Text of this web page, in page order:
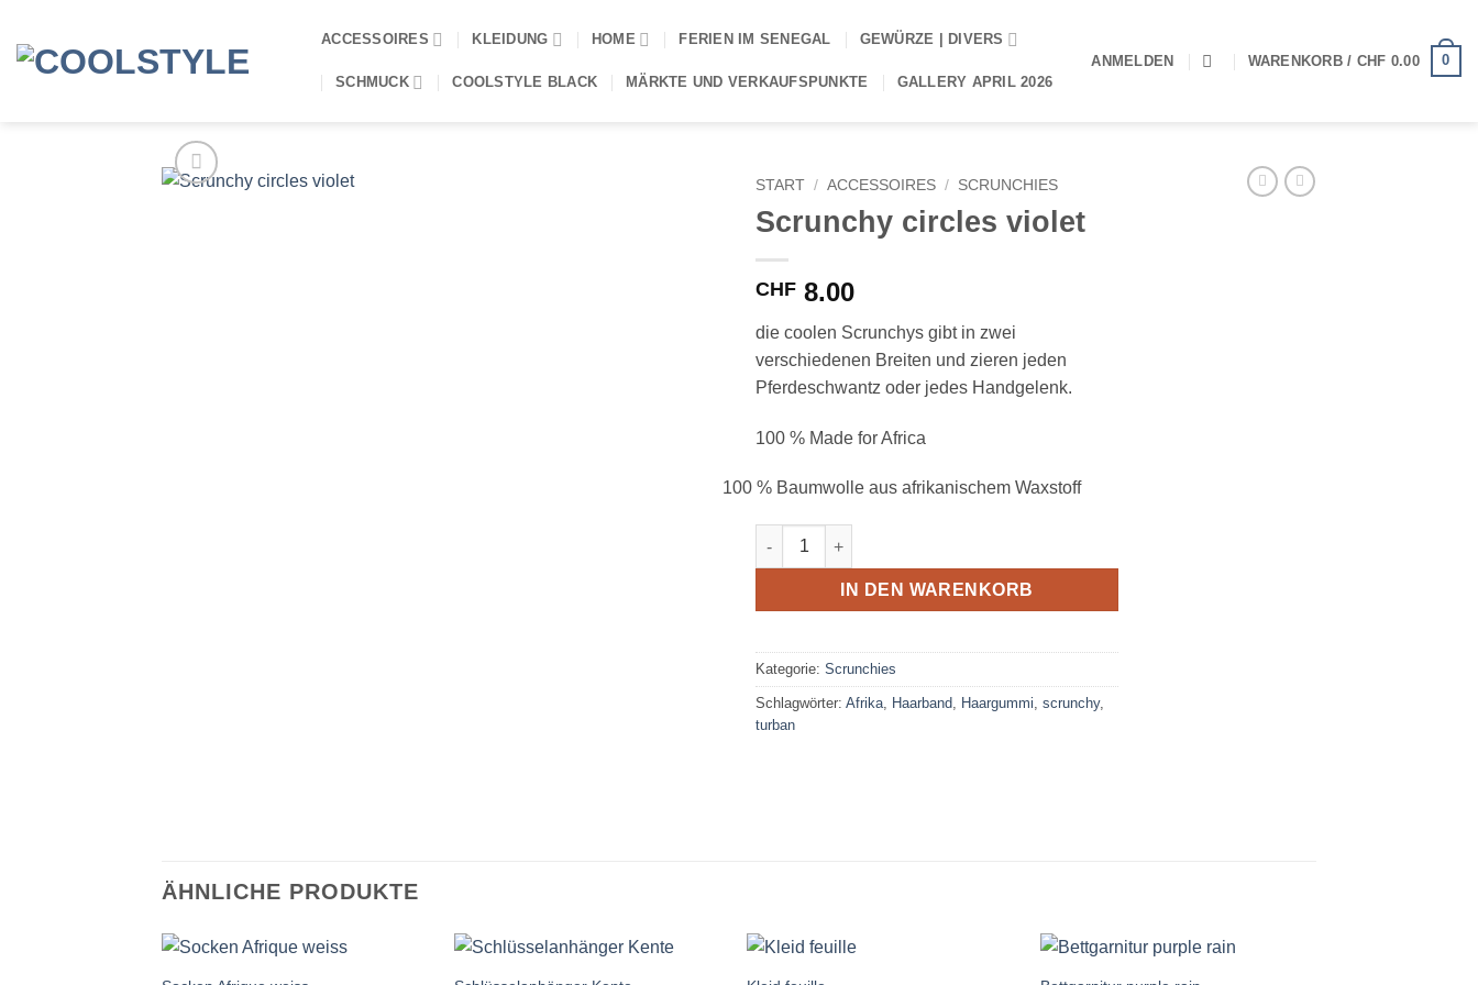
Inhalt
springen
ACCESSOIRES KLEIDUNG HOME FERIEN IM SENEGAL GEWÜRZE | DIVERS
SCHMUCK COOLSTYLE BLACK MÄRKTE UND VERKAUFSPUNKTE GALLERY APRIL 2026
ANMELDEN WARENKORB / CHF 0.00 0
START / ACCESSOIRES / SCRUNCHIES
Scrunchy circles violet
CHF 8.00
die coolen Scrunchys gibt in zwei
verschiedenen Breiten und zieren jeden
Pferdeschwantz oder jedes Handgelenk.
100 % Made for Africa
100 % Baumwolle aus afrikanischem Waxstoff
Scrunchy circles violet Menge
IN DEN WARENKORB
Kategorie: Scrunchies
Schlagwörter: Afrika, Haarband, Haargummi, scrunchy,
turban
ÄHNLICHE PRODUKTE